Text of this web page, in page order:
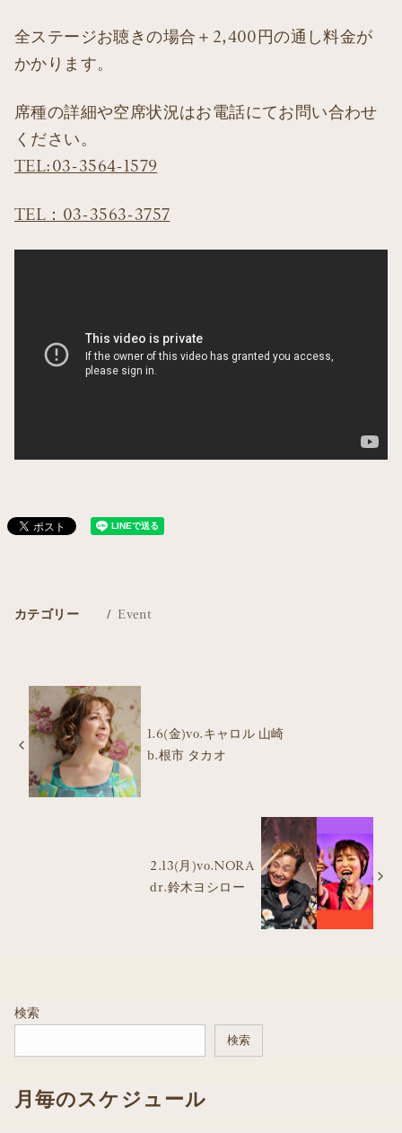
全ステージお聴きの場合＋2,400円の通し料金が
かかります。
席種の詳細や空席状況はお電話にてお問い合わせ
ください。
TEL:03-3564-1579
TEL：03-3563-3757
カテゴリー Event
1.6(金)vo.キャロル 山崎
b.根市 タカオ
2.13(月)vo.NORA
dr.鈴木ヨシロー
検索
検索
月毎のスケジュール